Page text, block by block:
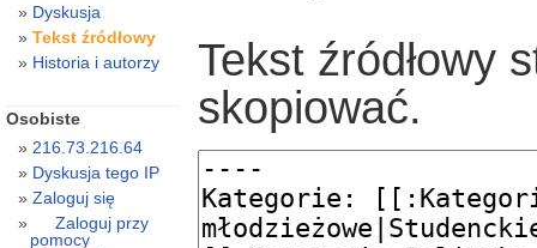
Tekst źródłowy
skopiować.
Dyskusja
Tekst źródłowy
Historia i autorzy
Osobiste
216.73.216.64
Dyskusja tego IP
Zaloguj się
Zaloguj przy
pomocy